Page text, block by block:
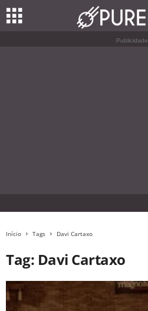
Publicidade
Início Tags Davi Cartaxo
Tag: Davi Cartaxo